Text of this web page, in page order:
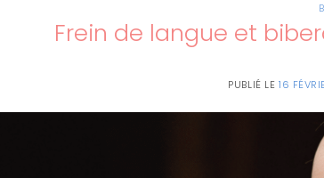
Frein de langue et
PUBLIÉ LE 16